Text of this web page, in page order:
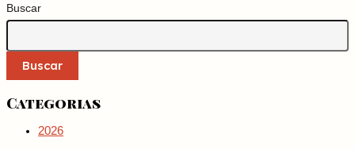
Buscar
Buscar
Categorias
2026